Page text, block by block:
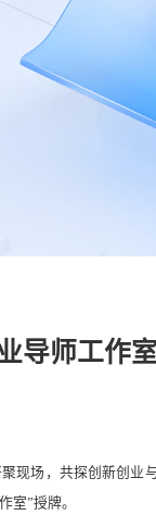
导师工作室
现场，共探创新创业
室”授牌。